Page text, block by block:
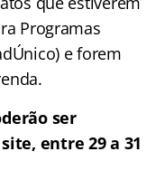
Programas
e forem
ser
entre 29 a 31